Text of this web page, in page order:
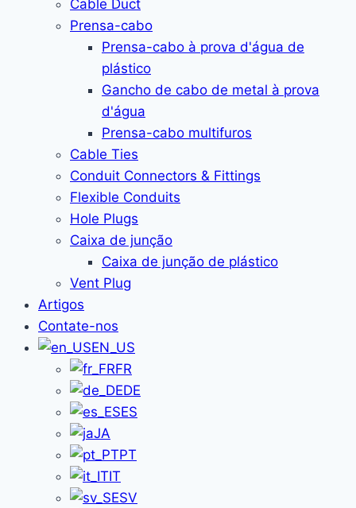
Cable Duct
Prensa-cabo
Prensa-cabo à prova d'água de
plástico
Gancho de cabo de metal à prova
d'água
Prensa-cabo multifuros
Cable Ties
Conduit Connectors & Fittings
Flexible Conduits
Hole Plugs
Caixa de junção
Caixa de junção de plástico
Vent Plug
Artigos
Contate-nos
EN_US
FR
DE
ES
JA
PT
IT
SV